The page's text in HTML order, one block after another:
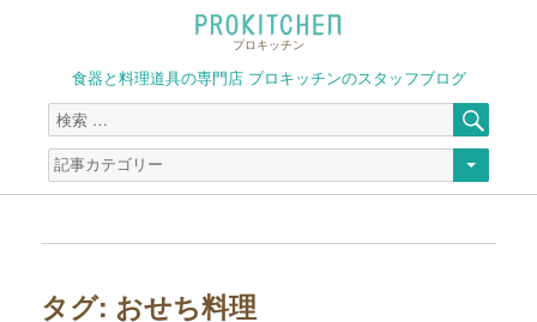
プロキッチン
食器と料理道具の専門店 プロキッチンのスタッフブログ
検
索
対
象:
索
タグ: おせち料理